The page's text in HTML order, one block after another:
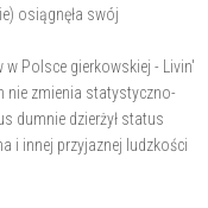
osiągnęła swój
w Polsce gierkowskiej - Livin'
nie zmienia statystyczno-
dumnie dzierżył status
i innej przyjaznej ludzkości